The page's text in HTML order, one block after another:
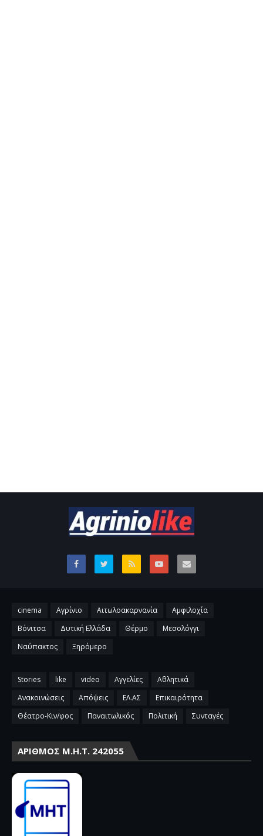
cinema Αγρίνιο Αιτωλοακαρνανία
Αμφιλοχία
Βόνιτσα
Δυτική Ελλάδα Θέρμο
Μεσολόγγι
Ναύπακτος
Ξηρόμερο
Stories like video Αγγελίες
Αθλητικά
Ανακοινώσεις
Απόψεις ΕΛ.ΑΣ
Επικαιρότητα
Θέατρο-Κιν/φος
Παναιτωλικός Πολιτική Συνταγές
ΑΡΙΘΜΌΣ Μ.Η.Τ. 242055